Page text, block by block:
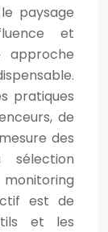
paysage
et
approche
pratiques
de
des
est de
et les